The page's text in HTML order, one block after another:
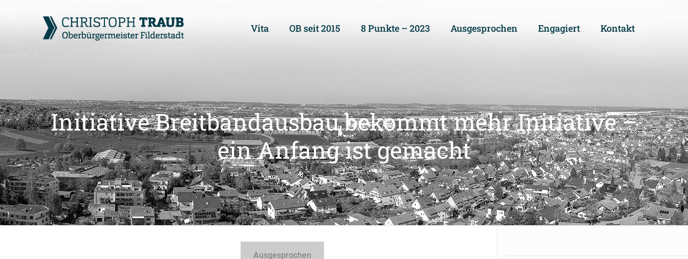
Vita OB seit 2015 8 Punkte – 2023 Ausgesprochen Engagiert Kontakt
Initiative Breitbandausbau bekommt mehr Initiative –
ein Anfang ist gemacht
Ausgesprochen